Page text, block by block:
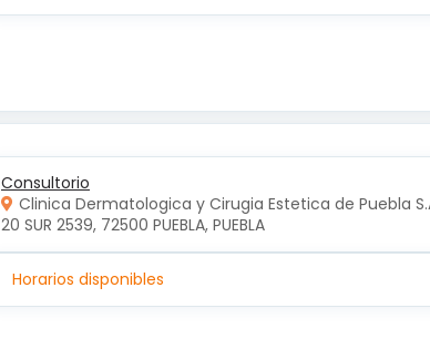
Consultorio
Clinica Dermatologica y Cirugia Estetica de Puebla
20 SUR 2539, 72500 PUEBLA, PUEBLA
Horarios disponibles